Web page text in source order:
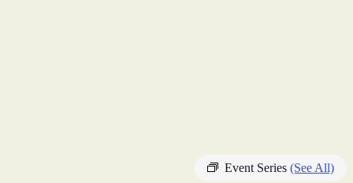
Event Series (See All)